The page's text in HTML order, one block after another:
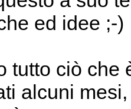
ed idee ;-)
tutto ciò che
alcuni